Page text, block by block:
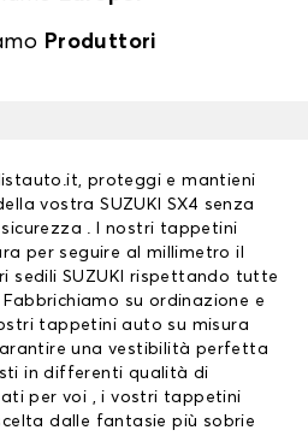
Produttori
proteggi e mantieni
vostra SUZUKI SX4 senza
. I nostri tappetini
per seguire al millimetro il
sedili SUZUKI rispettando tutte
su ordinazione e
tappetini auto su misura
una vestibilità perfetta
in differenti qualità di
per voi , i vostri tappetini
dalle fantasie più sobrie